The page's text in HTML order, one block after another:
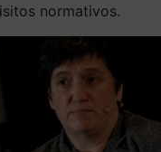
normativos.